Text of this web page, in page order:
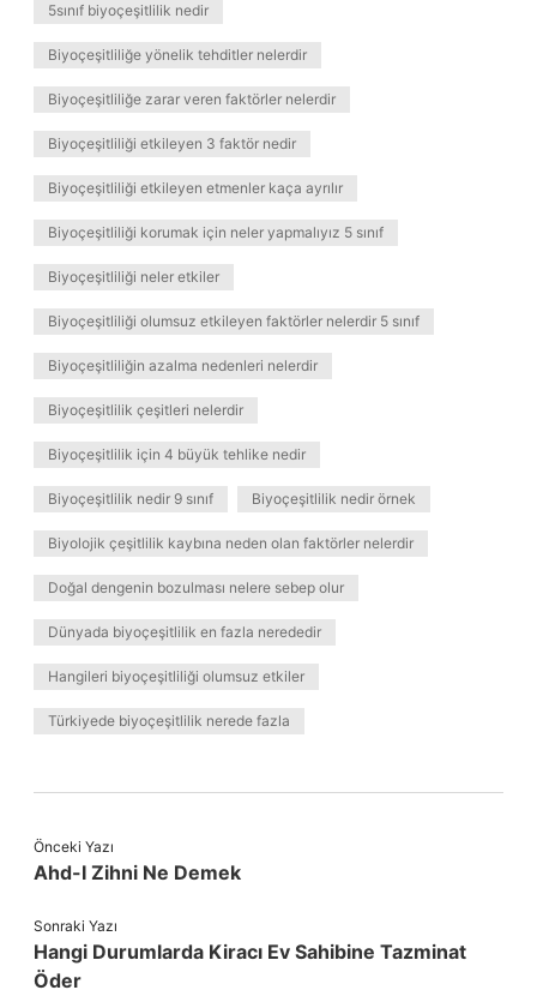
5sınıf biyoçeşitlilik nedir
Biyoçeşitliliğe yönelik tehditler nelerdir
Biyoçeşitliliğe zarar veren faktörler nelerdir
Biyoçeşitliliği etkileyen 3 faktör nedir
Biyoçeşitliliği etkileyen etmenler kaça ayrılır
Biyoçeşitliliği korumak için neler yapmalıyız 5 sınıf
Biyoçeşitliliği neler etkiler
Biyoçeşitliliği olumsuz etkileyen faktörler nelerdir 5 sınıf
Biyoçeşitliliğin azalma nedenleri nelerdir
Biyoçeşitlilik çeşitleri nelerdir
Biyoçeşitlilik için 4 büyük tehlike nedir
Biyoçeşitlilik nedir 9 sınıf Biyoçeşitlilik nedir örnek
Biyolojik çeşitlilik kaybına neden olan faktörler nelerdir
Doğal dengenin bozulması nelere sebep olur
Dünyada biyoçeşitlilik en fazla nerededir
Hangileri biyoçeşitliliği olumsuz etkiler
Türkiyede biyoçeşitlilik nerede fazla
Önceki Yazı
Ahd-I Zihni Ne Demek
Sonraki Yazı
Hangi Durumlarda Kiracı Ev Sahibine Tazminat
Öder